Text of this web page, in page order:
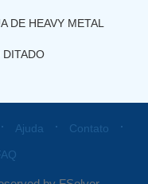
DE HEAVY METAL
DITADO
⋅ Ajuda ⋅ Contato ⋅